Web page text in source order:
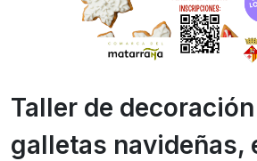
Taller de
galletas navideñas,